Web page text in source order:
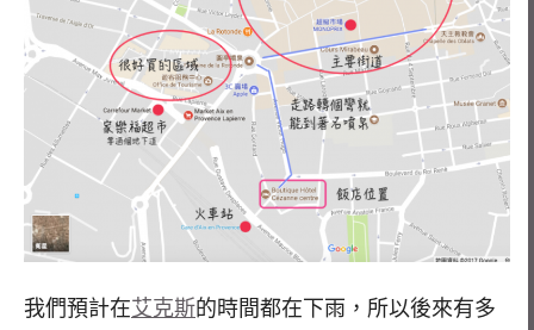
我們預計在艾克斯的時間都在下雨，所以後來有多